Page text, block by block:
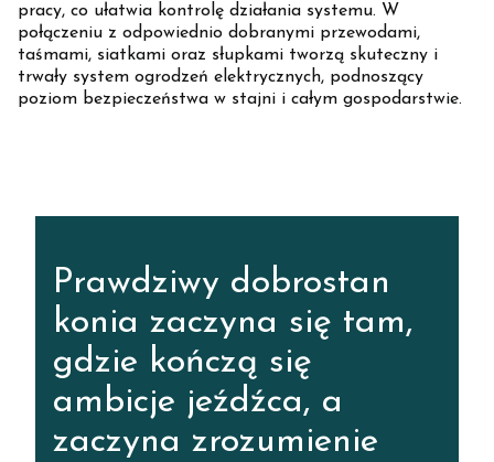
pracy, co ułatwia kontrolę działania systemu. W
połączeniu z odpowiednio dobranymi przewodami,
taśmami, siatkami oraz słupkami tworzą skuteczny i
trwały system ogrodzeń elektrycznych, podnoszący
poziom bezpieczeństwa w stajni i całym gospodarstwie.
Prawdziwy dobrostan
konia zaczyna się tam,
gdzie kończą się
ambicje jeźdźca, a
zaczyna zrozumienie